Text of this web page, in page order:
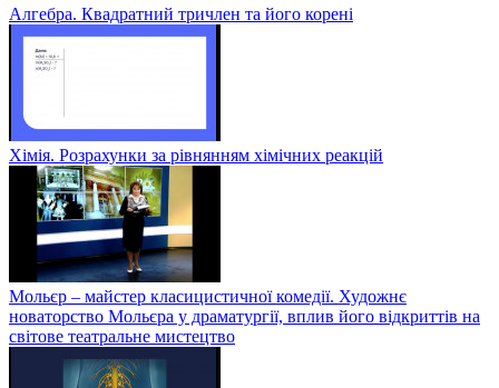
Алгебра. Квадратний тричлен та його корені
Хімія. Розрахунки за рівнянням хімічних реакцій
Мольєр – майстер класицистичної комедії. Художнє
новаторство Мольєра у драматургії, вплив його відкриттів на
світове театральне мистецтво